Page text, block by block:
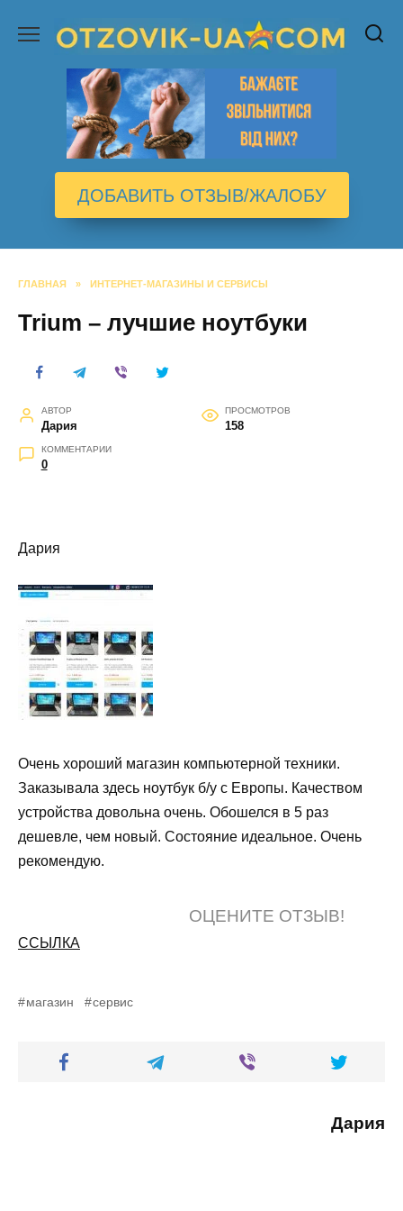
содержанию
ДОБАВИТЬ ОТЗЫВ/ЖАЛОБУ
ГЛАВНАЯ » ИНТЕРНЕТ-МАГАЗИНЫ И СЕРВИСЫ
Trium – лучшие ноутбуки
АВТОР
Дария
ПРОСМОТРОВ
158
КОММЕНТАРИИ
0
Дария
Очень хороший магазин компьютерной техники.
Заказывала здесь ноутбук б/у с Европы. Качеством
устройства довольна очень. Обошелся в 5 раз
дешевле, чем новый. Состояние идеальное. Очень
рекомендую.
ОЦЕНИТЕ ОТЗЫВ!
ССЫЛКА
магазин сервис
Дария